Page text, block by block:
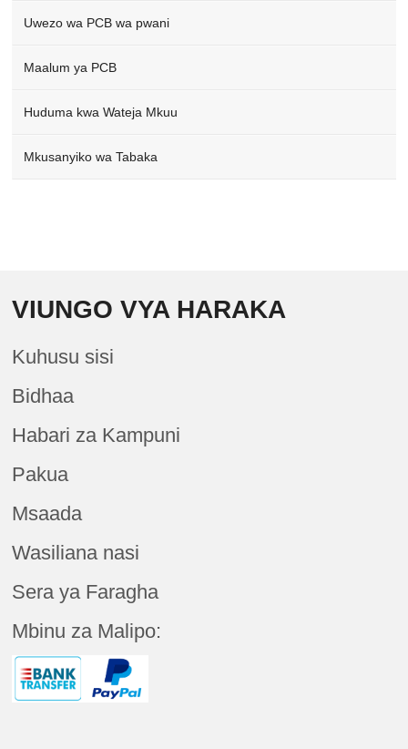
Uwezo wa PCB wa pwani
Maalum ya PCB
Huduma kwa Wateja Mkuu
Mkusanyiko wa Tabaka
VIUNGO VYA HARAKA
Kuhusu sisi
Bidhaa
Habari za Kampuni
Pakua
Msaada
Wasiliana nasi
Sera ya Faragha
Mbinu za Malipo: